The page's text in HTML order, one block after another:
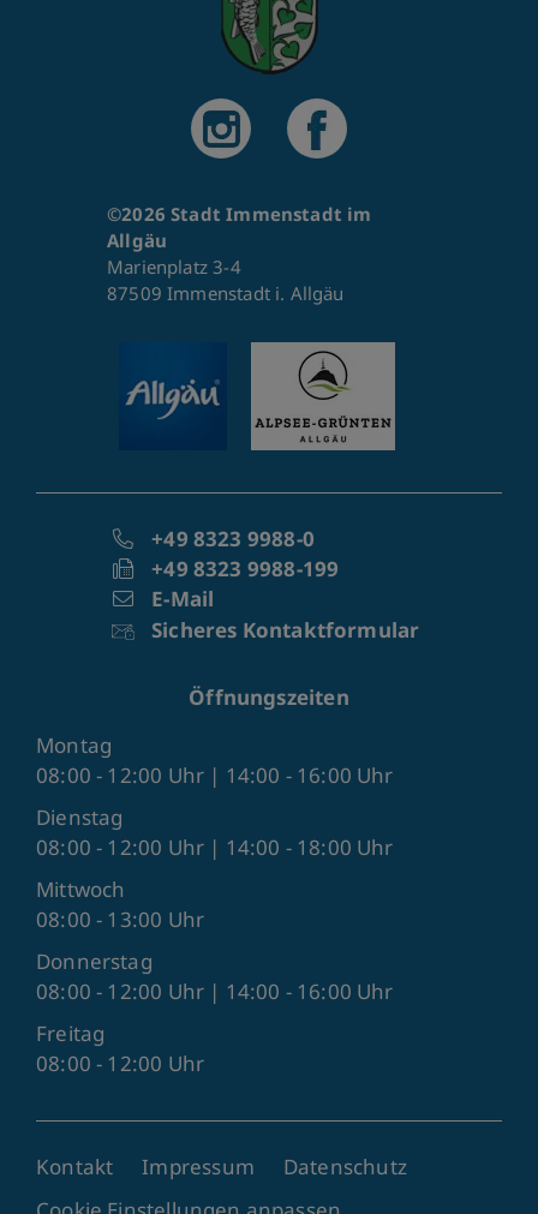
©2026 Stadt Immenstadt im
Allgäu
Marienplatz 3-4
87509 Immenstadt i. Allgäu
+49 8323 9988-0
+49 8323 9988-199
E-Mail
Sicheres Kontaktformular
Öffnungszeiten
Montag
08:00 - 12:00 Uhr | 14:00 - 16:00 Uhr
Dienstag
08:00 - 12:00 Uhr | 14:00 - 18:00 Uhr
Mittwoch
08:00 - 13:00 Uhr
Donnerstag
08:00 - 12:00 Uhr | 14:00 - 16:00 Uhr
Freitag
08:00 - 12:00 Uhr
Kontakt Impressum
Datenschutz